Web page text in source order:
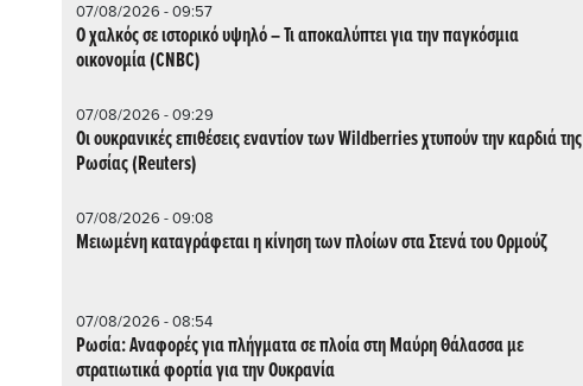
07/08/2026 - 09:57
Ο χαλκός σε ιστορικό υψηλό – Τι αποκαλύπτει για την παγκόσμια
οικονομία (CNBC)
07/08/2026 - 09:29
Οι ουκρανικές επιθέσεις εναντίον των Wildberries χτυπούν την καρδιά της
Ρωσίας (Reuters)
07/08/2026 - 09:08
Μειωμένη καταγράφεται η κίνηση των πλοίων στα Στενά του Ορμούζ
07/08/2026 - 08:54
Ρωσία: Αναφορές για πλήγματα σε πλοία στη Μαύρη Θάλασσα με
στρατιωτικά φορτία για την Ουκρανία